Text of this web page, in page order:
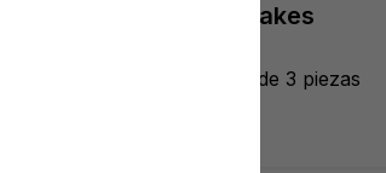
Hot Cakes
Orden de 3 piezas